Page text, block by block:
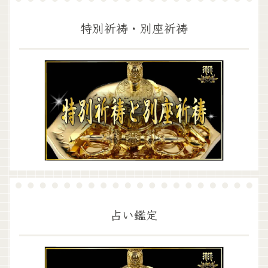
特別祈祷・別座祈祷
占い鑑定